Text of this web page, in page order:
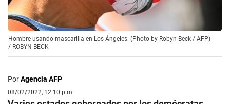
Hombre usando mascarilla en Los Ángeles. (Photo by Robyn Beck / AFP)
/ ROBYN BECK
PorAgencia AFP
08/02/2022, 12:10 p.m.